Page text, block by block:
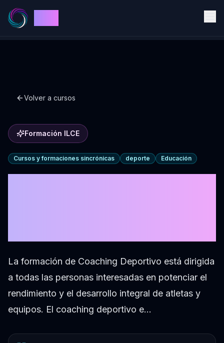
Volver a cursos
Formación ILCE
Cursos y formaciones sincrónicas deporte Educación
La formación de Coaching Deportivo está dirigida
a todas las personas interesadas en potenciar el
rendimiento y el desarrollo integral de atletas y
equipos. El coaching deportivo e…